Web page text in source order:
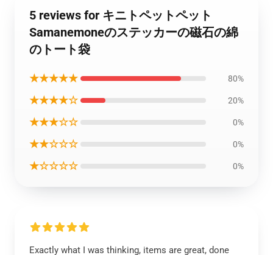
5 reviews for キニトペットペット
Samanemoneのステッカーの磁石の綿
のトート袋
★★★★★ 80%
★★★★☆ 20%
★★★☆☆ 0%
★★☆☆☆ 0%
★☆☆☆☆ 0%
Exactly what I was thinking, items are great, done